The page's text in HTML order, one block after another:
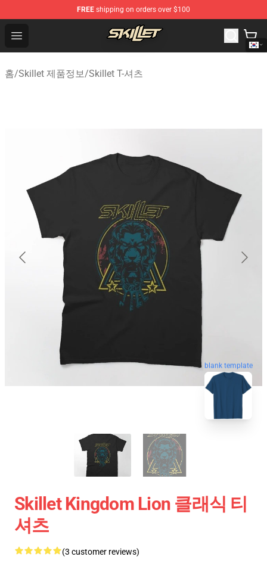
FREE shipping on orders over $100
Open menu
Skillet Shop - Official Skillet Merchandise Store
홈/Skillet 제품정보/Skillet T-셔츠
blank template
Skillet Kingdom Lion 클래식 티
셔츠
(3 customer reviews)